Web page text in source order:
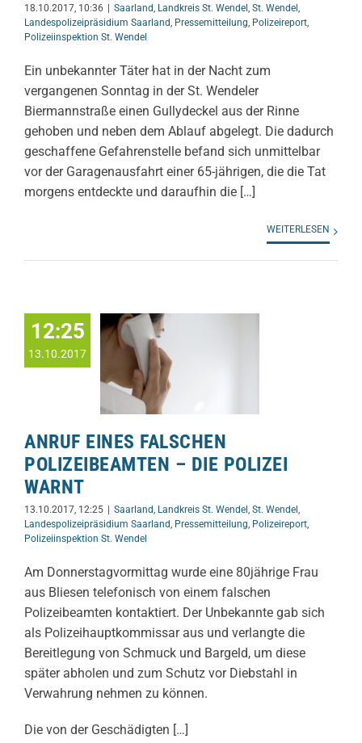
18.10.2017, 10:36 Saarland, Landkreis St. Wendel , St. Wendel ,
Landespolizeipräsidium Saarland, Pressemitteilung, Polizeireport,
Polizeiinspektion St. Wendel
Ein unbekannter Täter hat in der Nacht zum
vergangenen Sonntag in der St. Wendeler
Biermannstraße einen Gullydeckel aus der Rinne
gehoben und neben dem Ablauf abgelegt. Die dadurch
geschaffene Gefahrenstelle befand sich unmittelbar
vor der Garagenausfahrt einer 65-jährigen, die die Tat
morgens entdeckte und daraufhin die […]
WEITERLESEN
12:25
13.10.2017
ANRUF EINES FALSCHEN
POLIZEIBEAMTEN – DIE POLIZEI
WARNT
13.10.2017, 12:25 | Saarland Landkreis St. Wendel St. Wendel
Landespolizeipräsidium Saarland Pressemitteilung Polizeireport
Polizeiinspektion St. Wendel
Am Donnerstagvormittag wurde eine 80jährige Frau
aus Bliesen telefonisch von einem falschen
Polizeibeamten kontaktiert. Der Unbekannte gab sich
als Polizeihauptkommissar aus und verlangte die
Bereitlegung von Schmuck und Bargeld, um diese
später abholen und zum Schutz vor Diebstahl in
Verwahrung nehmen zu können.
Die von der Geschädigten […]